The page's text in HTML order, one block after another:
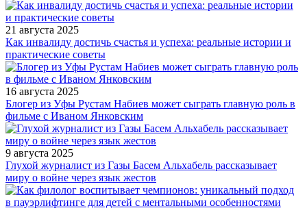
21 августа 2025
Как инвалиду достичь счастья и успеха: реальные истории и
практические советы
16 августа 2025
Блогер из Уфы Рустам Набиев может сыграть главную роль в
фильме с Иваном Янковским
9 августа 2025
Глухой журналист из Газы Басем Альхабель рассказывает
миру о войне через язык жестов